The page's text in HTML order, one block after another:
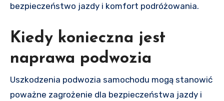
bezpieczeństwo jazdy i komfort podróżowania.
Kiedy konieczna jest
naprawa podwozia
Uszkodzenia podwozia samochodu mogą stanowić
poważne zagrożenie dla bezpieczeństwa jazdy i